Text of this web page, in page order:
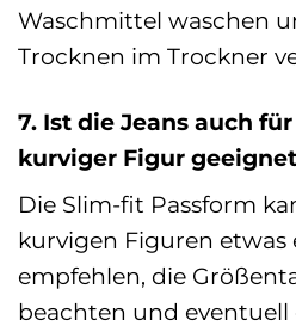
Waschmittel waschen
Trocknen im Trockner
7. Ist die Jeans auch
kurviger Figur
Die Slim-fit Passform
kurvigen Figuren etwas
empfehlen, die
beachten und